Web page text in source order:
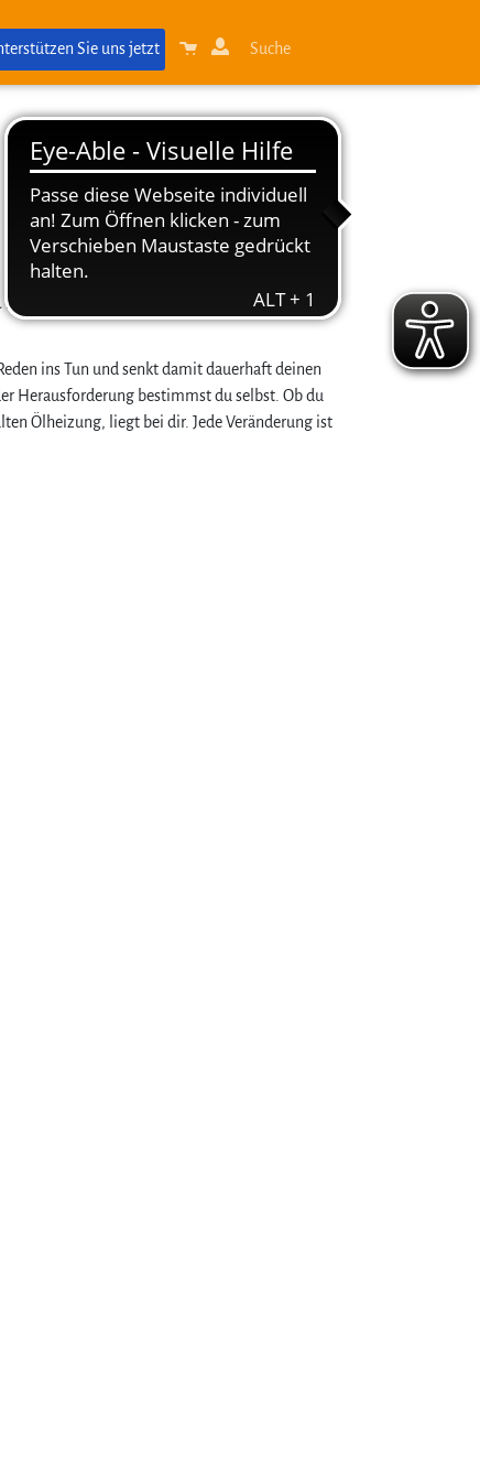
Sie uns jetzt Suche
reduzieren
ins Tun und senkt damit dauerhaft deinen
Herausforderung bestimmst du selbst. Ob du
Ölheizung, liegt bei dir. Jede Veränderung ist